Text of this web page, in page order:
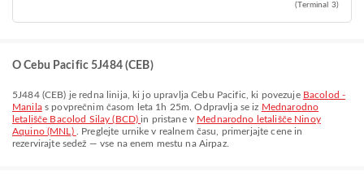
(Terminal 3)
O Cebu Pacific 5J484 (CEB)
5J484(CEB) je redna linija, ki jo upravljaCebu Pacific , ki povezuje Bacolod -
Manilas povprečnim časom leta 1h 25m . Odpravlja se iz Mednarodno
letališče Bacolod Silay (BCD)in pristane v Mednarodno letališče Ninoy
Aquino (MNL)
. Preglejte urnike v realnem času, primerjajte cene in
rezervirajte sedež — vse na enem mestu na Airpaz.